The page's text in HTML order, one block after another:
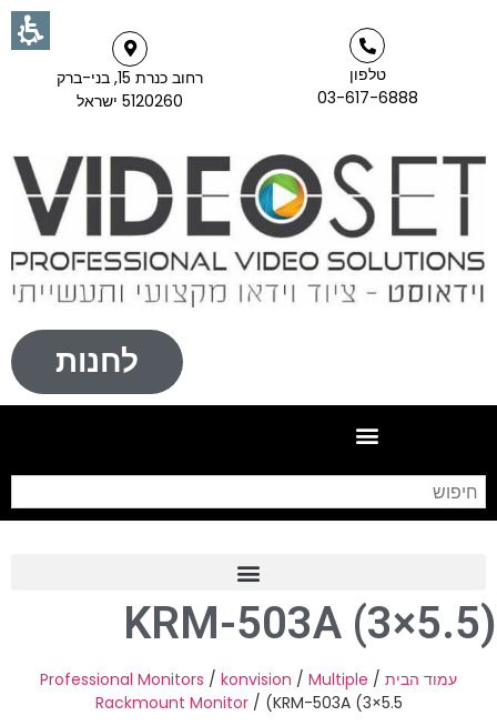
טלפון
03-617-6888
רחוב כנרת 15, בני-ברק
5120260 ישראל
לחנות
Frame Grabber
Industrial Camera
Professional Monitors
(KRM-503A (3×5.5
עמוד הבית /
Professional Monitors / konvision / Multiple
Rackmount Monitor/ (KRM-503A (3×5.5